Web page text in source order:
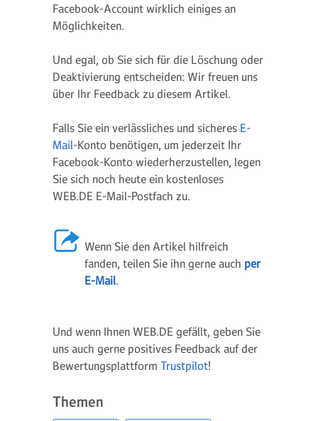
Facebook-Account wirklich einiges an
Möglichkeiten.
Und egal, ob Sie sich für die Löschung oder
Deaktivierung entscheiden: Wir freuen uns
über Ihr Feedback zu diesem Artikel.
Falls Sie ein verlässliches und sicheres E-
Mail-Konto benötigen, um jederzeit Ihr
Facebook-Konto wiederherzustellen, legen
Sie sich noch heute ein kostenloses
WEB.DE E-Mail-Postfach zu.
Wenn Sie den Artikel hilfreich
fanden, teilen Sie ihn gerne auch per
E-Mail.
Und wenn Ihnen WEB.DE gefällt, geben Sie
uns auch gerne positives Feedback auf der
Bewertungsplattform Trustpilot!
Themen